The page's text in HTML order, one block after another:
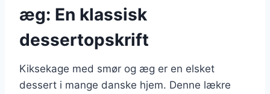
æg: En klassisk
dessertopskrift
Kiksekage med smør og æg er en elsket
dessert i mange danske hjem. Denne lækre